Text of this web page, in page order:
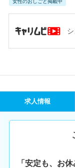
女性のおしごと掲載中
求人情報
「安定も、お